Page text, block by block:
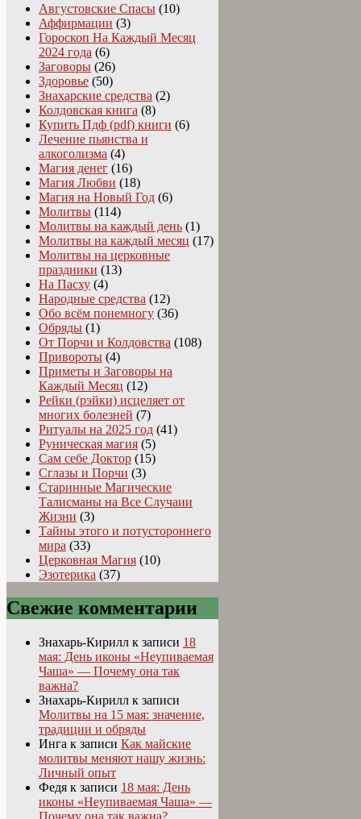
Августовские Спасы (10)
Аффирмации (3)
Гороскоп На Каждый Месяц
2024 года (6)
Заговоры (26)
Здоровье (50)
Знахарские средства (2)
Колдовская книга (8)
Купить Пдф (pdf) книги (6)
Лечение пьянства и
алкоголизма (4)
Магия денег (16)
Магия Любви (18)
Магия на Новый Год (6)
Молитвы (114)
Молитвы на каждый день (1)
Молитвы на каждый месяц (17)
Молитвы на церковные
праздники (13)
На Пасху (4)
Народные средства (12)
Обо всём понемногу (36)
Обряды (1)
От Порчи и Колдовства (108)
Привороты (4)
Приметы и Заговоры на
Каждый Месяц (12)
Рейки (рэйки) исцеляет от
многих болезней (7)
Ритуалы на 2025 год (41)
Руническая магия (5)
Сам себе Доктор (15)
Сглазы и Порчи (3)
Старинные Магические
Талисманы на Все Случаии
Жизни (3)
Тайны этого и потустороннего
мира (33)
Церковная Магия (10)
Эзотерика (37)
Свежие комментарии
Знахарь-Кирилл к записи 18
мая: День иконы «Неупиваемая
Чаша» — Почему она так
важна?
Знахарь-Кирилл к записи
Молитвы на 15 мая: значение,
традиции и обряды
Инга к записи Как майские
молитвы меняют нашу жизнь:
Личный опыт
Федя к записи 18 мая: День
иконы «Неупиваемая Чаша» —